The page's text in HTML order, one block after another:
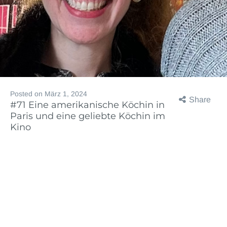
Share
Posted on März 1, 2024
#71 Eine amerikanische Köchin in
Paris und eine geliebte Köchin im
Kino